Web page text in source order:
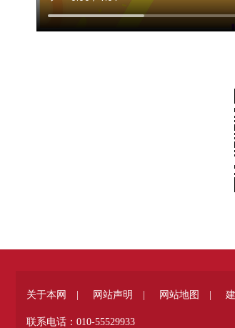
关于本网 | 网站声明 | 网站地图 |
联系电话：010-55529933